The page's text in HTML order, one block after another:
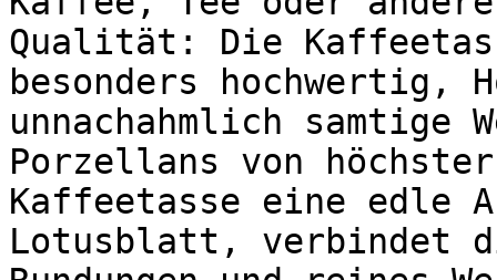
Qualität: Die
besonders hochwertig,
unnachahmlich samtige
Porzellans von
Kaffeetasse eine edle
Lotusblatt, verbindet